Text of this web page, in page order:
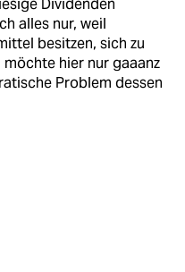
Dividenden
alles nur, weil
besitzen, sich zu
hier nur gaaanz
Problem dessen